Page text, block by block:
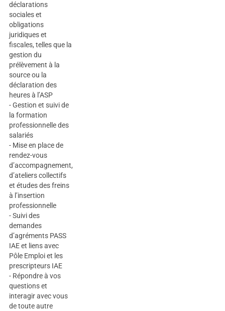
déclarations
sociales et
obligations
juridiques et
fiscales, telles que la
gestion du
prélèvement à la
source ou la
déclaration des
heures à l’ASP
- Gestion et suivi de
la formation
professionnelle des
salariés
- Mise en place de
rendez-vous
d’accompagnement,
d’ateliers collectifs
et études des freins
à l’insertion
professionnelle
- Suivi des
demandes
d’agréments PASS
IAE et liens avec
Pôle Emploi et les
prescripteurs IAE
- Répondre à vos
questions et
interagir avec vous
de toute autre